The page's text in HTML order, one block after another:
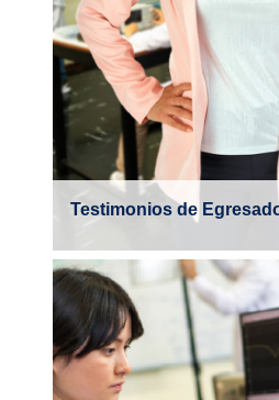
Testimonios de
Descubre cómo estudiar
Telecomunicaciones
convierte en el héroe
mundo